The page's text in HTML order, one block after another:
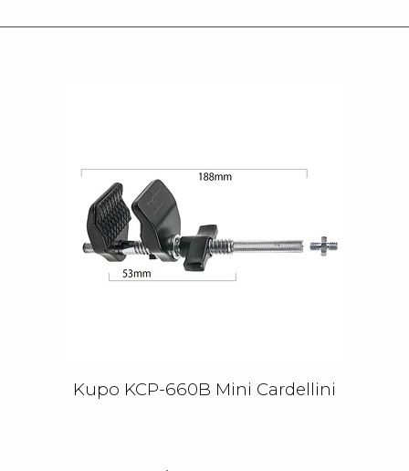
Kupo KCP-660B Mini Cardellini